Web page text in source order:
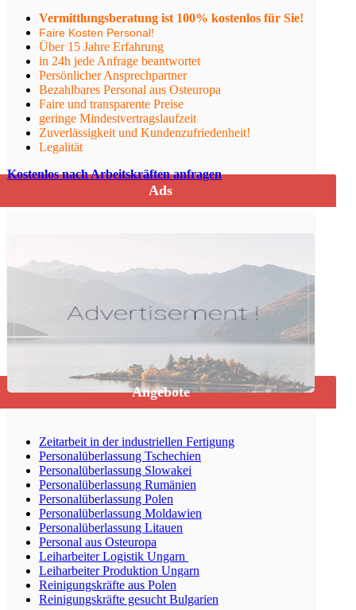
Vermittlungsberatung ist 100% kostenlos für Sie!
Faire Kosten Personal!
Über 15 Jahre Erfahrung
in 24h jede Anfrage beantwortet
Persönlicher Ansprechpartner
Bezahlbares Personal aus Osteuropa
Faire und transparente Preise
geringe Mindestvertragslaufzeit
Zuverlässigkeit und Kundenzufriedenheit!
Legalität
Kostenlos nach Arbeitskräften anfragen
Ads
Angebote
Zeitarbeit in der industriellen Fertigung
Personalüberlassung Tschechien
Personalüberlassung Slowakei
Personalüberlassung Rumänien
Personalüberlassung Polen
Personalüberlassung Moldawien
Personalüberlassung Litauen
Personal aus Osteuropa
Leiharbeiter Logistik Ungarn
Leiharbeiter Produktion Ungarn
Reinigungskräfte aus Polen
Reinigungskräfte gesucht Bulgarien